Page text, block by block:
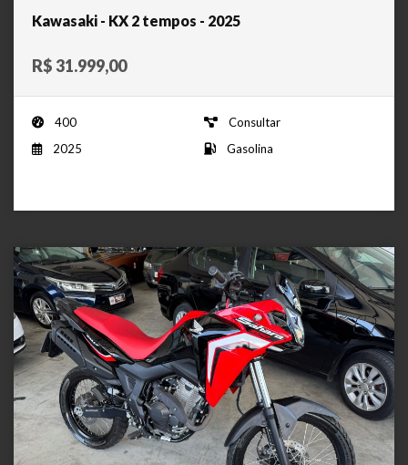
Kawasaki - KX 2 tempos - 2025
R$ 31.999,00
400
Consultar
2025
Gasolina